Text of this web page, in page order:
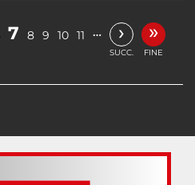
7 8 9 10 11 … ›
SUCC.
»
FINE